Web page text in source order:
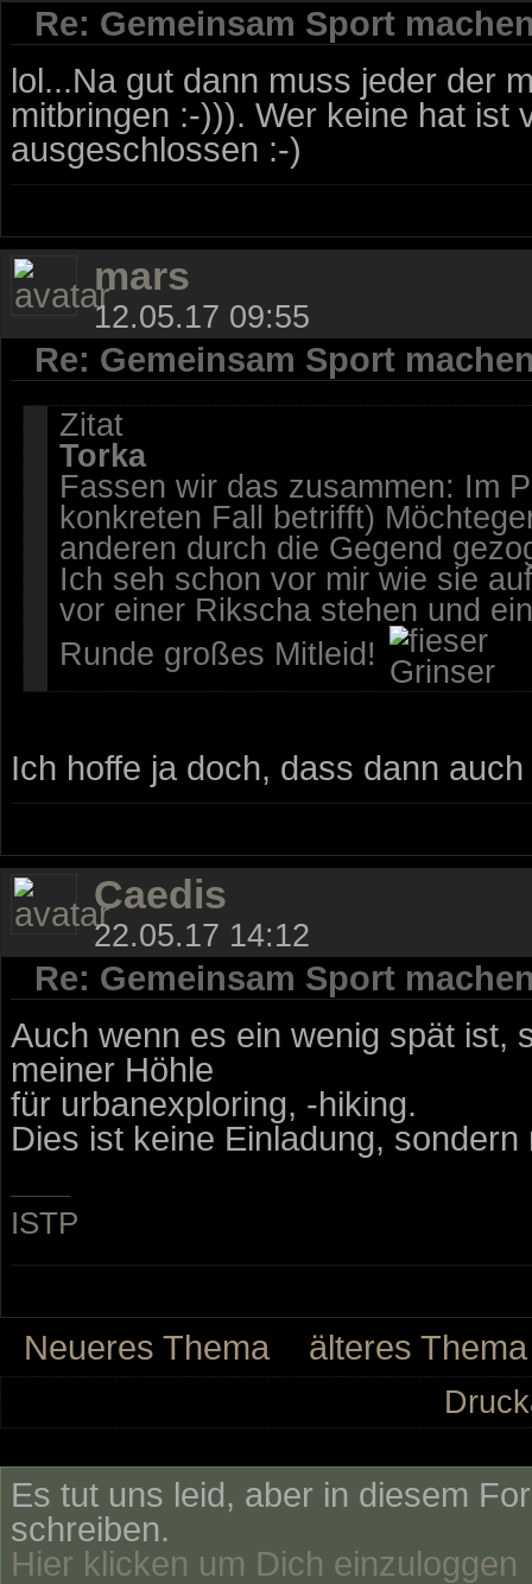
Re: Gemeinsam Sport
lol...Na gut dann muss jeder der
mitbringen :-))). Wer keine hat ist
ausgeschlossen :-)
mars
12.05.17 09:55
Re: Gemeinsam Sport
Zitat
Torka
Fassen wir das zusammen: Im
konkreten Fall betrifft)
anderen durch die Gegend
Ich seh schon vor mir wie sie
vor einer Rikscha stehen und
Runde großes Mitleid!
Ich hoffe ja doch, dass dann
Caedis
22.05.17 14:12
Re: Gemeinsam Sport
Auch wenn es ein wenig spät ist,
meiner Höhle
für urbanexploring, -hiking.
Dies ist keine Einladung,
ISTP
Neueres Thema älteres Thema
Es tut uns leid, aber in diesem
schreiben.
Hier klicken um Dich einzuloggen